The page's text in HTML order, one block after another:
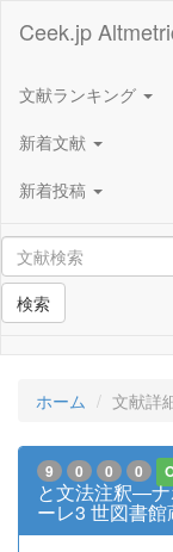
Ceek.jp
文献ランキング
新着文献
新着投稿
検索
ホーム 文献詳
9 0 0 0
と文法注釈―
ーレ3 世図書